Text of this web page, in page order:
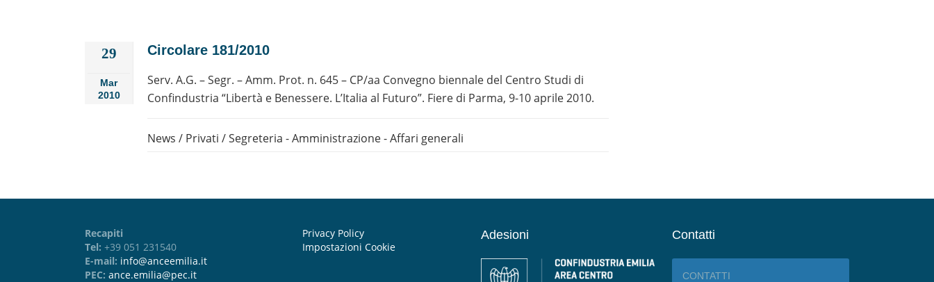
29
Mar
2010
Circolare 181/2010
Serv. A.G. – Segr. – Amm. Prot. n. 645 – CP/aa Convegno biennale del Centro Studi di
Confindustria “Libertà e Benessere. L’Italia al Futuro”. Fiere di Parma, 9-10 aprile 2010.
News / Privati /Segreteria - Amministrazione - Affari generali
Recapiti
Tel: +39 051 231540
E-mail: info@anceemilia.it
PEC: ance.emilia@pec.it
Privacy Policy
Impostazioni Cookie
Adesioni Contatti
CONTATTI